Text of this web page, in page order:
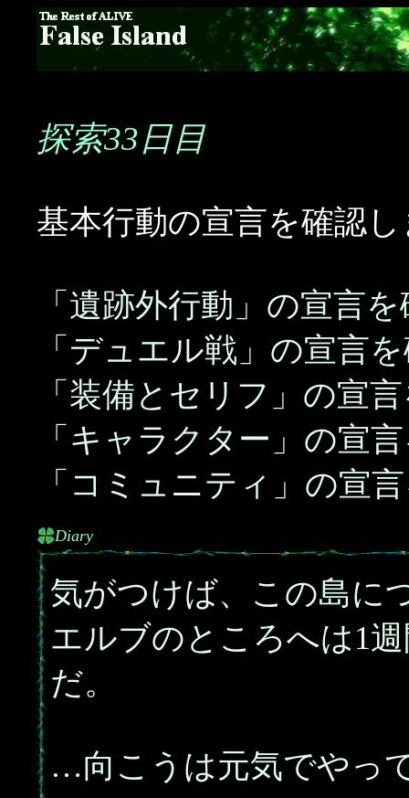
探索33日目
基本行動の宣言を確認
「遺跡外行動」の宣言
「デュエル戦」の宣言
「装備とセリフ」の宣
「キャラクター」の宣
「コミュニティ」の宣
Diary
気がつけば、この島に
エルブのところへは1
だ。
…向こうは元気でやっ